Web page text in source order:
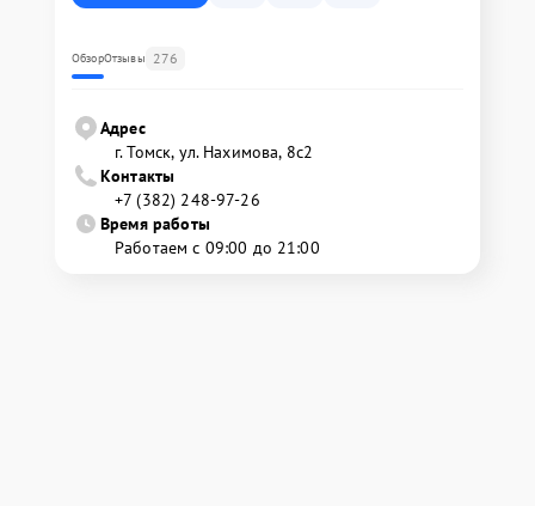
ОбзорОтзывы 276
Адрес
г. Томск, ул. Нахимова, 8с2
Контакты
+7 (382) 248-97-26
Время работы
Работаем с 09:00 до 21:00